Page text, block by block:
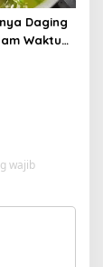
Daging
Waktu
wajib